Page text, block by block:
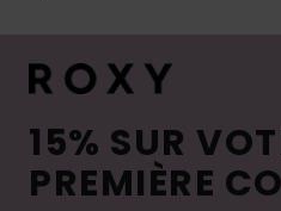
15% SUR
PREMIÈRE